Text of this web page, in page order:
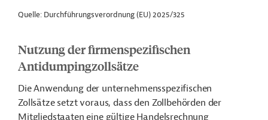
Quelle: Durchführungsverordnung (EU) 2025/325
Nutzung der firmenspezifischen
Antidumpingzollsätze
Die Anwendung der unternehmensspezifischen
Zollsätze setzt voraus, dass den Zollbehörden der
Mitgliedstaaten eine gültige Handelsrechnung